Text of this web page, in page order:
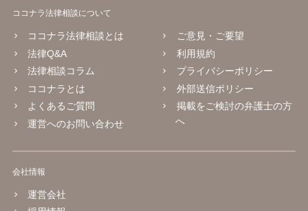
ココナラ法律相談について
ココナラ法律相談とは
法律Q&A
法律相談コラム
ココナラとは
よくあるご質問
運営へのお問い合わせ
ご意見・ご要望
利用規約
プライバシーポリシー
外部送信ポリシー
掲載をご検討の弁護士の方
へ
会社情報
運営会社